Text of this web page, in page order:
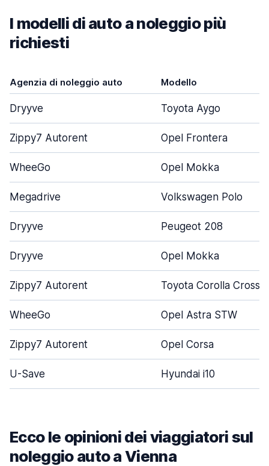
I modelli di auto a noleggio più
richiesti
Agenzia di noleggio auto Modello
Dryyve Toyota Aygo
Zippy7 Autorent Opel Frontera
WheeGo Opel Mokka
Megadrive Volkswagen Polo
Dryyve Peugeot 208
Dryyve Opel Mokka
Zippy7 Autorent Toyota Corolla Cross
WheeGo Opel Astra STW
Zippy7 Autorent Opel Corsa
U-Save Hyundai i10
Ecco le opinioni dei viaggiatori sul
noleggio auto a Vienna